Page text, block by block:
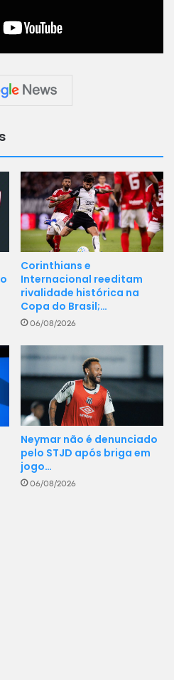
Corinthians e
Internacional reeditam
rivalidade histórica na
Copa do Brasil;…
06/08/2026
Neymar não é denunciado
pelo STJD após briga em
jogo…
06/08/2026